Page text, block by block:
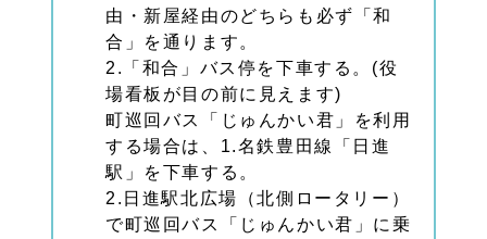
由・新屋経由のどちらも必ず「和
合」を通ります。
2.「和合」バス停を下車する。(役
場看板が目の前に見えます)
町巡回バス「じゅんかい君」を利用
する場合は、1.名鉄豊田線「日進
駅」を下車する。
2.日進駅北広場（北側ロータリー）
で町巡回バス「じゅんかい君」に乗